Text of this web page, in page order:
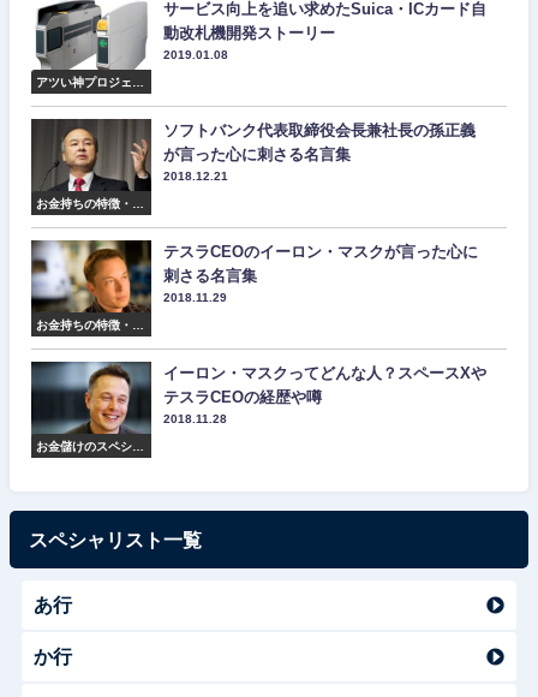
アツい神プロジェク
サービス向上を追い求めたSuica・ICカード自
動改札機開発ストーリー
2019.01.08
お金持ちの特徴・マ
ソフトバンク代表取締役会長兼社長の孫正義
が言った心に刺さる名言集
2018.12.21
お金持ちの特徴・マ
テスラCEOのイーロン・マスクが言った心に
刺さる名言集
2018.11.29
お金儲けのスペシャ
イーロン・マスクってどんな人？スペースXや
テスラCEOの経歴や噂
2018.11.28
スペシャリスト一覧
あ行
か行